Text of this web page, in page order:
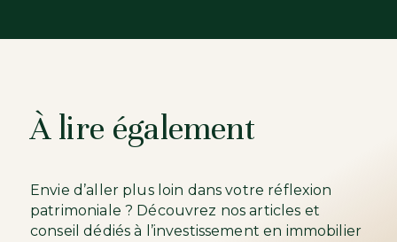
À lire également
Envie d’aller plus loin dans votre réflexion
patrimoniale ? Découvrez nos articles et
conseil dédiés à l’investissement en immobilier